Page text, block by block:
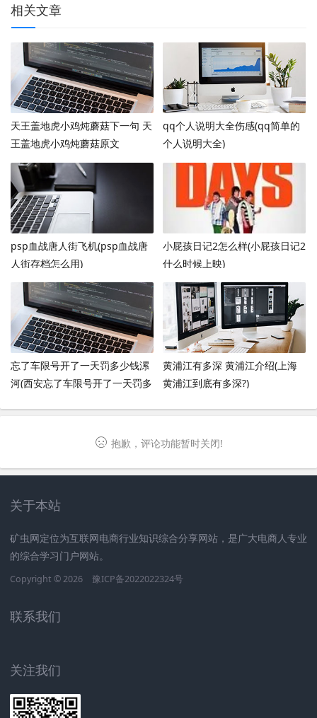
相关文章
天王盖地虎小鸡炖蘑菇下一句 天
王盖地虎小鸡炖蘑菇原文
qq个人说明大全伤感(qq简单的
个人说明大全)
psp血战唐人街飞机(psp血战唐
人街存档怎么用)
小屁孩日记2怎么样(小屁孩日记2
什么时候上映)
忘了车限号开了一天罚多少钱漯
河(西安忘了车限号开了一天罚多
黄浦江有多深 黄浦江介绍(上海
黄浦江到底有多深?)
抱歉，评论功能暂时关闭!
关于本站
矿虫网定位为互联网电商行业知识综合分享网站，是广大电商人专业
的综合学习门户网站。
Copyright © 2026 豫ICP备2022022324号
联系我们
关注我们